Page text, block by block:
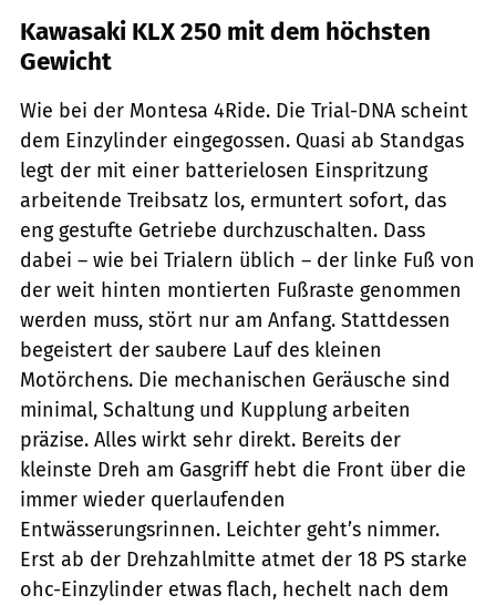
Kawasaki KLX 250 mit dem höchsten
Gewicht
Wie bei der Montesa 4Ride. Die Trial-DNA scheint
dem Einzylinder eingegossen. Quasi ab Standgas
legt der mit einer batterielosen Einspritzung
arbeitende Treibsatz los, ermuntert sofort, das
eng gestufte Getriebe durchzuschalten. Dass
dabei – wie bei Trialern üblich – der linke Fuß von
der weit hinten montierten Fußraste genommen
werden muss, stört nur am Anfang. Stattdessen
begeistert der saubere Lauf des kleinen
Motörchens. Die mechanischen Geräusche sind
minimal, Schaltung und Kupplung arbeiten
präzise. Alles wirkt sehr direkt. Bereits der
kleinste Dreh am Gasgriff hebt die Front über die
immer wieder querlaufenden
Entwässerungsrinnen. Leichter geht’s nimmer.
Erst ab der Drehzahlmitte atmet der 18 PS starke
ohc-Einzylinder etwas flach, hechelt nach dem